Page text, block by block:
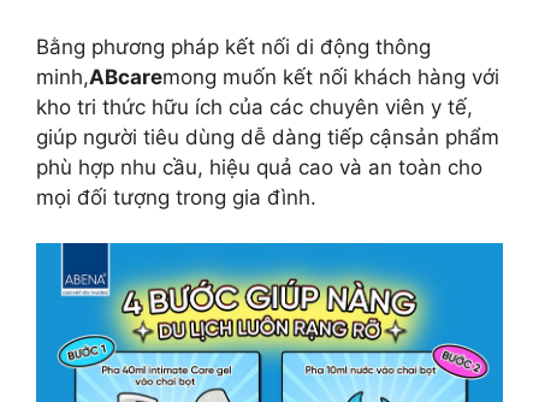
Bằng phương pháp kết nối di động thông
minh,ABcaremong muốn kết nối khách hàng với
kho tri thức hữu ích của các chuyên viên y tế,
giúp người tiêu dùng dễ dàng tiếp cậnsản phẩm
phù hợp nhu cầu, hiệu quả cao và an toàn cho
mọi đối tượng trong gia đình.